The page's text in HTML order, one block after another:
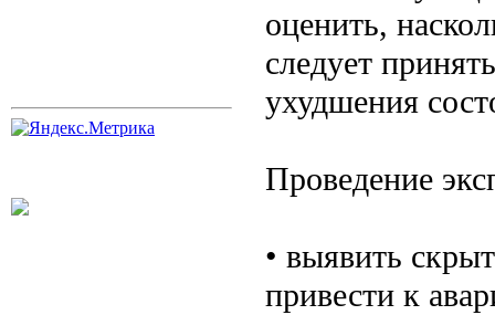
оценить,
следует
ухудшения
Проведение
• выявить
привести к